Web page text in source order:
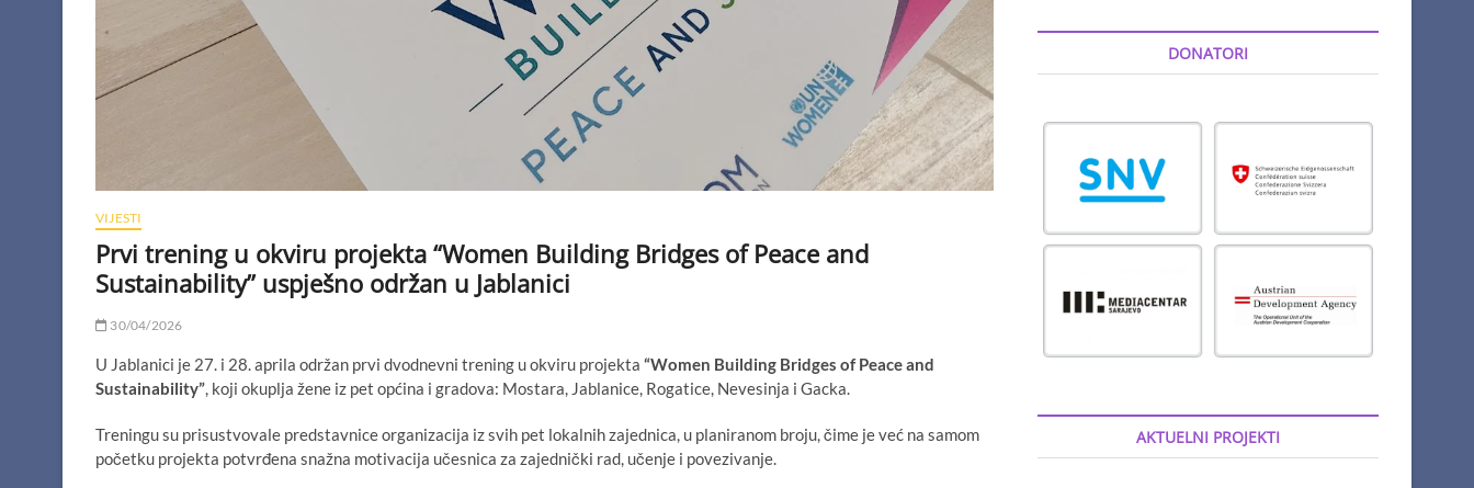
VIJESTI
Prvi trening u okviru projekta “Women Building Bridges of Peace and
Sustainability” uspješno održan u Jablanici
30/04/2026
U Jablanici je 27. i 28. aprila održan prvi dvodnevni trening u okviru projekta “Women Building Bridges of Peace and
Sustainability”, koji okuplja žene iz pet općina i gradova: Mostara, Jablanice, Rogatice, Nevesinja i Gacka.
Treningu su prisustvovale predstavnice organizacija iz svih pet lokalnih zajednica, u planiranom broju, čime je već na samom
početku projekta potvrđena snažna motivacija učesnica za zajednički rad, učenje i povezivanje.
DONATORI
AKTUELNI PROJEKTI